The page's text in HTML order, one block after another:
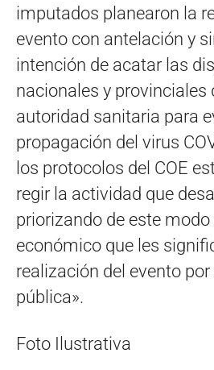
imputados planearon la
evento con antelación y
intención de acatar las
nacionales y provinciales
autoridad sanitaria para
propagación del virus
los protocolos del COE
regir la actividad que
priorizando de este
económico que les
realización del evento
pública».
Foto Ilustrativa